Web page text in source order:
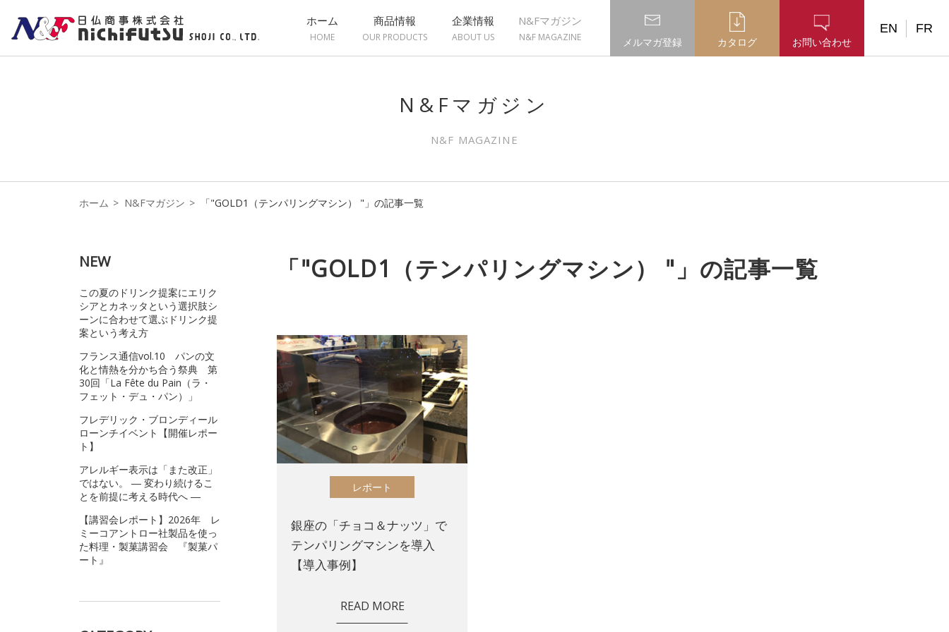
ホーム
HOME
商品情報
OUR PRODUCTS
企業情報
ABOUT US
N&Fマガジン
N&F MAGAZINE メルマガ登録 カタログ お問い合わせ
EN FR
N&Fマガジン
N&F MAGAZINE
ホーム N&Fマガジン 「"GOLD1（テンパリングマシン） "」の記事一覧
「"GOLD1（テンパリングマシン） "」の記事一覧
レポート
銀座の「チョコ＆ナッツ」で
テンパリングマシンを導入
【導入事例】
READ MORE
NEW
この夏のドリンク提案にエリク
シアとカネッタという選択肢シ
ーンに合わせて選ぶドリンク提
案という考え方
フランス通信vol.10 パンの文
化と情熱を分かち合う祭典 第
30回「La Fête du Pain（ラ・
フェット・デュ・パン）」
フレデリック・ブロンディール
ローンチイベント【開催レポー
ト】
アレルギー表示は「また改正」
ではない。 ― 変わり続けるこ
とを前提に考える時代へ ―
【講習会レポート】2026年 レ
ミーコアントロー社製品を使っ
た料理・製菓講習会 『製菓パ
ート』